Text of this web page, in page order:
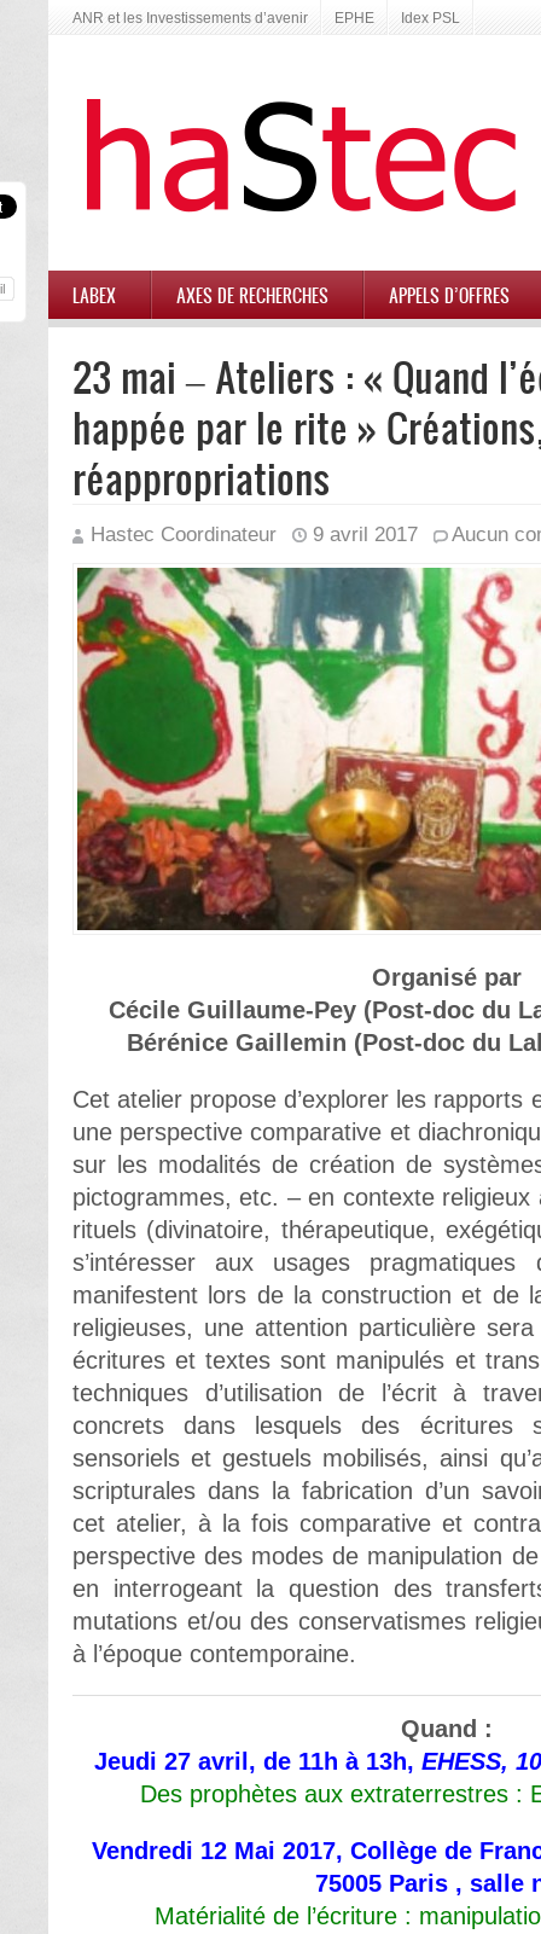
ANR et les Investissements d’avenir EPHE Idex PSL
LABEX AXES DE RECHERCHES APPELS D’OFFRES
23 mai – Ateliers : « Quand
happée par le rite »
réappropriations
Hastec Coordinateur 9 avril 2017 Aucun
Organisé par
Cécile Guillaume-Pey (Post-doc du
Bérénice Gaillemin (Post-doc du
Cet atelier propose d’explorer les rapports
une perspective comparative et
sur les modalités de création de
pictogrammes, etc. – en contexte
rituels (divinatoire, thérapeutique,
s’intéresser aux usages pragmatiques
manifestent lors de la construction et de
religieuses, une attention particulière
écritures et textes sont manipulés et
techniques d’utilisation de l’écrit à
concrets dans lesquels des écritures
sensoriels et gestuels mobilisés, ainsi
scripturales dans la fabrication d’un
cet atelier, à la fois comparative et
perspective des modes de manipulation
en interrogeant la question des
mutations et/ou des conservatismes
à l’époque contemporaine.
Quand :
Jeudi 27 avril, de 11h à 13h, EHESS,
Des prophètes aux extraterrestres :
Vendredi 12 Mai 2017, Collège de
75005 Paris , salle
Matérialité de l’écriture :